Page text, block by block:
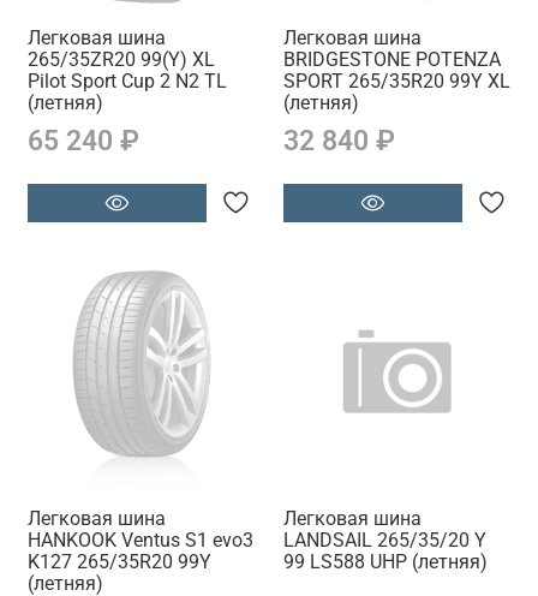
Легковая шина
265/35ZR20 99(Y) XL
Pilot Sport Cup 2 N2 TL
(летняя)
65 240 ₽
Легковая шина
BRIDGESTONE POTENZA
SPORT 265/35R20 99Y XL
(летняя)
32 840 ₽
Легковая шина
HANKOOK Ventus S1 evo3
K127 265/35R20 99Y
(летняя)
Легковая шина
LANDSAIL 265/35/20 Y
99 LS588 UHP (летняя)